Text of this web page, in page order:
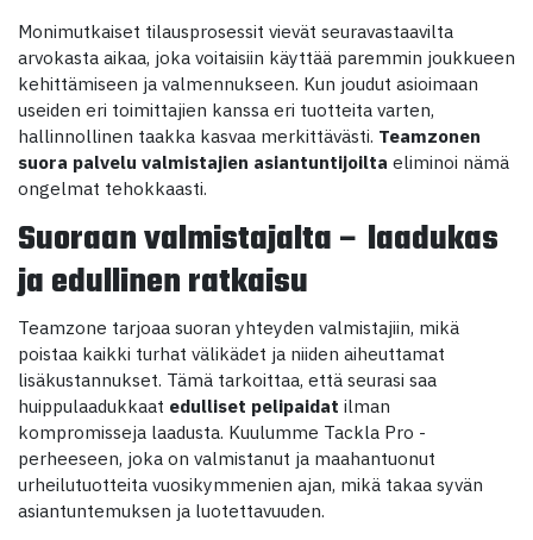
Monimutkaiset tilausprosessit vievät seuravastaavilta
arvokasta aikaa, joka voitaisiin käyttää paremmin joukkueen
kehittämiseen ja valmennukseen. Kun joudut asioimaan
useiden eri toimittajien kanssa eri tuotteita varten,
hallinnollinen taakka kasvaa merkittävästi. Teamzonen
suora palvelu valmistajien asiantuntijoilta eliminoi nämä
ongelmat tehokkaasti.
Suoraan valmistajalta – laadukas
ja edullinen ratkaisu
Teamzone tarjoaa suoran yhteyden valmistajiin, mikä
poistaa kaikki turhat välikädet ja niiden aiheuttamat
lisäkustannukset. Tämä tarkoittaa, että seurasi saa
huippulaadukkaat edulliset pelipaidat ilman
kompromisseja laadusta. Kuulumme Tackla Pro -
perheeseen, joka on valmistanut ja maahantuonut
urheilutuotteita vuosikymmenien ajan, mikä takaa syvän
asiantuntemuksen ja luotettavuuden.